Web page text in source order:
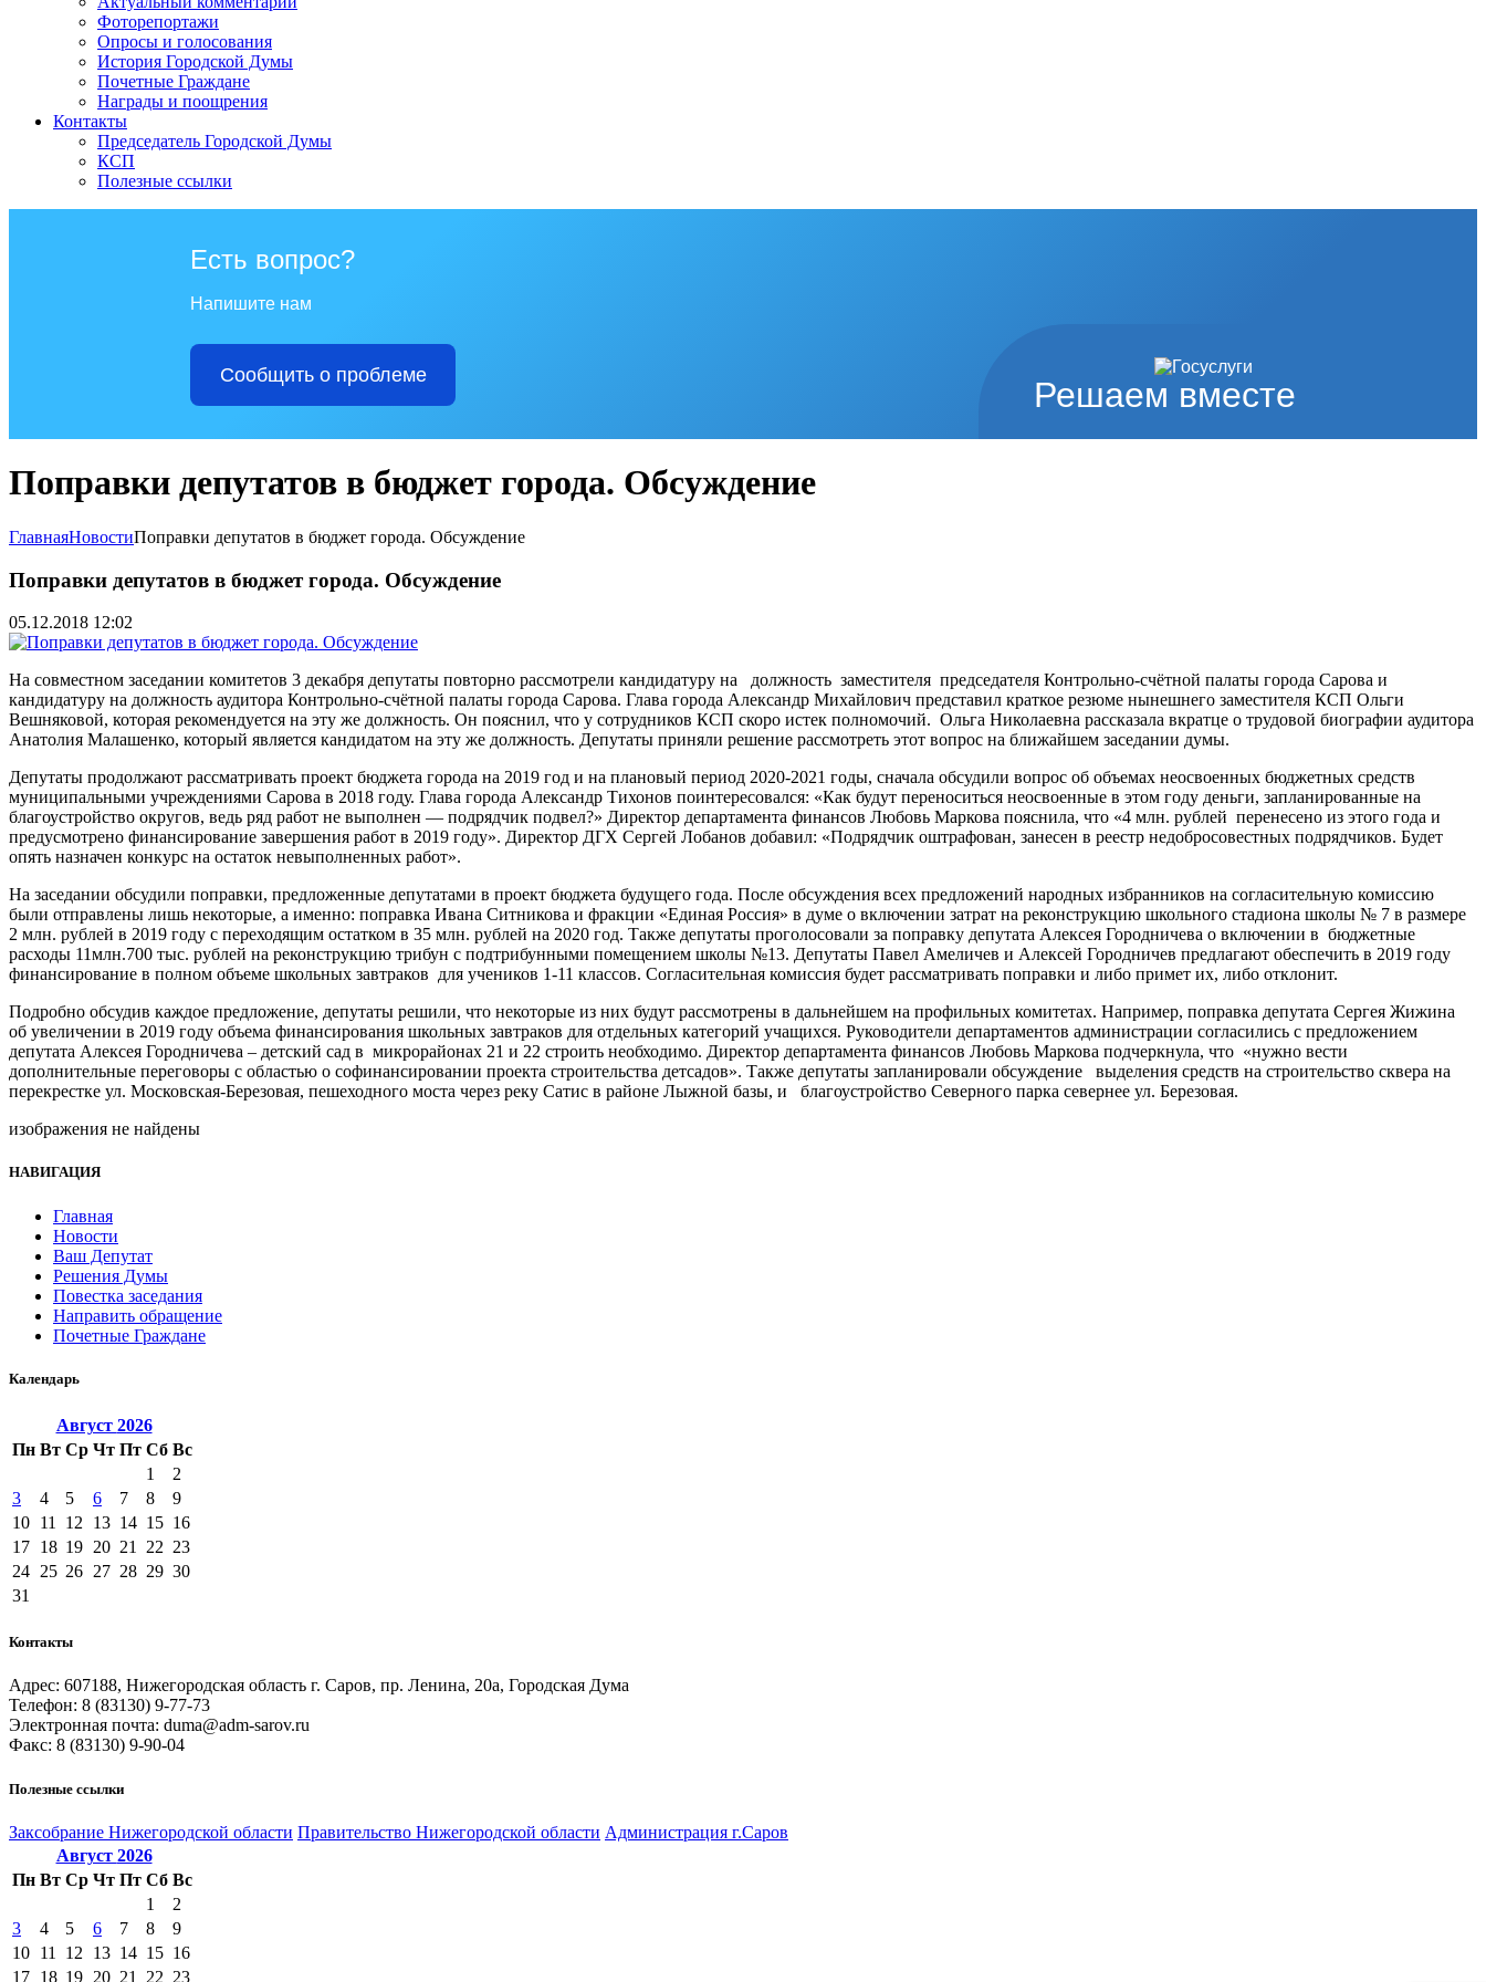
Фоторепортажи
Опросы и голосования
История Городской Думы
Почетные Граждане
Награды и поощрения
Контакты
Председатель Городской Думы
КСП
Полезные ссылки
Решаем вместе
Есть вопрос?
Напишите нам
Сообщить о проблеме
Поправки депутатов в бюджет города. Обсуждение
ГлавнаяНовостиПоправки депутатов в бюджет города. Обсуждение
Поправки депутатов в бюджет города. Обсуждение
05.12.2018 12:02
На совместном заседании комитетов 3 декабря депутаты повторно рассмотрели кандидатуру на должность заместителя председателя Контрольно-счётной палаты города Сарова и
кандидатуру на должность аудитора Контрольно-счётной палаты города Сарова. Глава города Александр Михайлович представил краткое резюме нынешнего заместителя КСП Ольги
Вешняковой, которая рекомендуется на эту же должность. Он пояснил, что у сотрудников КСП скоро истек полномочий. Ольга Николаевна рассказала вкратце о трудовой биографии аудитора
Анатолия Малашенко, который является кандидатом на эту же должность. Депутаты приняли решение рассмотреть этот вопрос на ближайшем заседании думы.
Депутаты продолжают рассматривать проект бюджета города на 2019 год и на плановый период 2020-2021 годы, сначала обсудили вопрос об объемах неосвоенных бюджетных средств
муниципальными учреждениями Сарова в 2018 году. Глава города Александр Тихонов поинтересовался: «Как будут переноситься неосвоенные в этом году деньги, запланированные на
благоустройство округов, ведь ряд работ не выполнен — подрядчик подвел?» Директор департамента финансов Любовь Маркова пояснила, что «4 млн. рублей перенесено из этого года и
предусмотрено финансирование завершения работ в 2019 году». Директор ДГХ Сергей Лобанов добавил: «Подрядчик оштрафован, занесен в реестр недобросовестных подрядчиков. Будет
опять назначен конкурс на остаток невыполненных работ».
На заседании обсудили поправки, предложенные депутатами в проект бюджета будущего года. После обсуждения всех предложений народных избранников на согласительную комиссию
были отправлены лишь некоторые, а именно: поправка Ивана Ситникова и фракции «Единая Россия» в думе о включении затрат на реконструкцию школьного стадиона школы № 7 в размере
2 млн. рублей в 2019 году с переходящим остатком в 35 млн. рублей на 2020 год. Также депутаты проголосовали за поправку депутата Алексея Городничева о включении в бюджетные
расходы 11млн.700 тыс. рублей на реконструкцию трибун с подтрибунными помещением школы №13. Депутаты Павел Амеличев и Алексей Городничев предлагают обеспечить в 2019 году
финансирование в полном объеме школьных завтраков для учеников 1-11 классов. Согласительная комиссия будет рассматривать поправки и либо примет их, либо отклонит.
Подробно обсудив каждое предложение, депутаты решили, что некоторые из них будут рассмотрены в дальнейшем на профильных комитетах. Например, поправка депутата Сергея Жижина
об увеличении в 2019 году объема финансирования школьных завтраков для отдельных категорий учащихся. Руководители департаментов администрации согласились с предложением
депутата Алексея Городничева – детский сад в микрорайонах 21 и 22 строить необходимо. Директор департамента финансов Любовь Маркова подчеркнула, что «нужно вести
дополнительные переговоры с областью о софинансировании проекта строительства детсадов». Также депутаты запланировали обсуждение выделения средств на строительство сквера на
перекрестке ул. Московская-Березовая, пешеходного моста через реку Сатис в районе Лыжной базы, и благоустройство Северного парка севернее ул. Березовая.
изображения не найдены
НАВИГАЦИЯ
Главная
Новости
Ваш Депутат
Решения Думы
Повестка заседания
Направить обращение
Почетные Граждане
Календарь
Август 2026
Пн Вт Ср Чт Пт Сб Вс
1
2
3
4 5 6 7 8
9
10 11 12 13 14 15 16
17 18 19 20 21 22 23
24 25 26 27 28 29 30
31
Контакты
Адрес: 607188, Нижегородская область г. Саров, пр. Ленина, 20а, Городская Дума
Телефон: 8 (83130) 9-77-73
Электронная почта: duma@adm-sarov.ru
Факс: 8 (83130) 9-90-04
Полезные ссылки
Закcобрание Нижегородской области Правительство Нижегородской области Администрация г.Саров
Август 2026
Пн Вт Ср Чт Пт Сб Вс
1
2
3
4 5 6 7 8
9
10 11 12 13 14 15 16
17 18 19 20 21 22 23